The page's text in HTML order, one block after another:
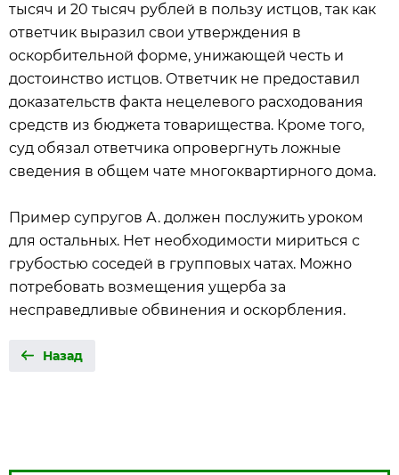
тысяч и 20 тысяч рублей в пользу истцов, так как
ответчик выразил свои утверждения в
оскорбительной форме, унижающей честь и
достоинство истцов. Ответчик не предоставил
доказательств факта нецелевого расходования
средств из бюджета товарищества. Кроме того,
суд обязал ответчика опровергнуть ложные
сведения в общем чате многоквартирного дома.
Пример супругов А. должен послужить уроком
для остальных. Нет необходимости мириться с
грубостью соседей в групповых чатах. Можно
потребовать возмещения ущерба за
несправедливые обвинения и оскорбления.
Назад